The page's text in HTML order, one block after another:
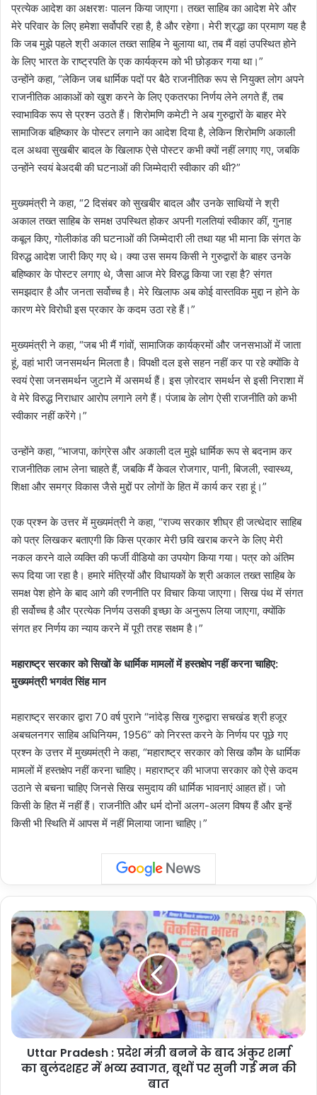
प्रत्येक आदेश का अक्षरशः पालन किया जाएगा। तख्त साहिब का आदेश मेरे और
मेरे परिवार के लिए हमेशा सर्वोपरि रहा है, है और रहेगा। मेरी श्रद्धा का प्रमाण यह है
कि जब मुझे पहले श्री अकाल तख्त साहिब ने बुलाया था, तब मैं वहां उपस्थित होने
के लिए भारत के राष्ट्रपति के एक कार्यक्रम को भी छोड़कर गया था।”
उन्होंने कहा, “लेकिन जब धार्मिक पदों पर बैठे राजनीतिक रूप से नियुक्त लोग अपने
राजनीतिक आकाओं को खुश करने के लिए एकतरफा निर्णय लेने लगते हैं, तब
स्वाभाविक रूप से प्रश्न उठते हैं। शिरोमणि कमेटी ने अब गुरुद्वारों के बाहर मेरे
सामाजिक बहिष्कार के पोस्टर लगाने का आदेश दिया है, लेकिन शिरोमणि अकाली
दल अथवा सुखबीर बादल के खिलाफ ऐसे पोस्टर कभी क्यों नहीं लगाए गए, जबकि
उन्होंने स्वयं बेअदबी की घटनाओं की जिम्मेदारी स्वीकार की थी?”
मुख्यमंत्री ने कहा, “2 दिसंबर को सुखबीर बादल और उनके साथियों ने श्री
अकाल तख्त साहिब के समक्ष उपस्थित होकर अपनी गलतियां स्वीकार कीं, गुनाह
कबूल किए, गोलीकांड की घटनाओं की जिम्मेदारी ली तथा यह भी माना कि संगत के
विरुद्ध आदेश जारी किए गए थे। क्या उस समय किसी ने गुरुद्वारों के बाहर उनके
बहिष्कार के पोस्टर लगाए थे, जैसा आज मेरे विरुद्ध किया जा रहा है? संगत
समझदार है और जनता सर्वोच्च है। मेरे खिलाफ अब कोई वास्तविक मुद्दा न होने के
कारण मेरे विरोधी इस प्रकार के कदम उठा रहे हैं।”
मुख्यमंत्री ने कहा, “जब भी मैं गांवों, सामाजिक कार्यक्रमों और जनसभाओं में जाता
हूं, वहां भारी जनसमर्थन मिलता है। विपक्षी दल इसे सहन नहीं कर पा रहे क्योंकि वे
स्वयं ऐसा जनसमर्थन जुटाने में असमर्थ हैं। इस ज़ोरदार समर्थन से इसी निराशा में
वे मेरे विरुद्ध निराधार आरोप लगाने लगे हैं। पंजाब के लोग ऐसी राजनीति को कभी
स्वीकार नहीं करेंगे।”
उन्होंने कहा, “भाजपा, कांग्रेस और अकाली दल मुझे धार्मिक रूप से बदनाम कर
राजनीतिक लाभ लेना चाहते हैं, जबकि मैं केवल रोजगार, पानी, बिजली, स्वास्थ्य,
शिक्षा और समग्र विकास जैसे मुद्दों पर लोगों के हित में कार्य कर रहा हूं।”
एक प्रश्न के उत्तर में मुख्यमंत्री ने कहा, “राज्य सरकार शीघ्र ही जत्थेदार साहिब
को पत्र लिखकर बताएगी कि किस प्रकार मेरी छवि खराब करने के लिए मेरी
नकल करने वाले व्यक्ति की फर्जी वीडियो का उपयोग किया गया। पत्र को अंतिम
रूप दिया जा रहा है। हमारे मंत्रियों और विधायकों के श्री अकाल तख्त साहिब के
समक्ष पेश होने के बाद आगे की रणनीति पर विचार किया जाएगा। सिख पंथ में संगत
ही सर्वोच्च है और प्रत्येक निर्णय उसकी इच्छा के अनुरूप लिया जाएगा, क्योंकि
संगत हर निर्णय का न्याय करने में पूरी तरह सक्षम है।”
महाराष्ट्र सरकार को सिखों के धार्मिक मामलों में हस्तक्षेप नहीं करना चाहिए:
मुख्यमंत्री भगवंत सिंह मान
महाराष्ट्र सरकार द्वारा 70 वर्ष पुराने “नांदेड़ सिख गुरुद्वारा सचखंड श्री हजूर
अबचलनगर साहिब अधिनियम, 1956” को निरस्त करने के निर्णय पर पूछे गए
प्रश्न के उत्तर में मुख्यमंत्री ने कहा, “महाराष्ट्र सरकार को सिख कौम के धार्मिक
मामलों में हस्तक्षेप नहीं करना चाहिए। महाराष्ट्र की भाजपा सरकार को ऐसे कदम
उठाने से बचना चाहिए जिनसे सिख समुदाय की धार्मिक भावनाएं आहत हों। जो
किसी के हित में नहीं हैं। राजनीति और धर्म दोनों अलग-अलग विषय हैं और इन्हें
किसी भी स्थिति में आपस में नहीं मिलाया जाना चाहिए।”
Uttar
Pradesh
:
प्रदेश
बनने
के
अंकुर
Uttar Pradesh : प्रदेश मंत्री बनने के बाद अंकुर शर्मा
का बुलंदशहर में भव्य स्वागत, बूथों पर सुनी गई मन की
बात